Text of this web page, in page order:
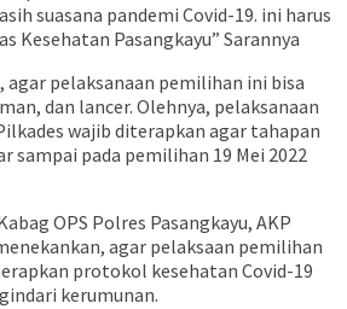
suasana pandemi Covid-19. ini harus
Kesehatan Pasangkayu” Sarannya
agar pelaksanaan pemilihan ini bisa
dan lancer. Olehnya, pelaksanaan
wajib diterapkan agar tahapan
sampai pada pemilihan 19 Mei 2022
OPS Polres Pasangkayu, AKP
agar pelaksaan pemilihan
protokol kesehatan Covid-19
kerumunan.